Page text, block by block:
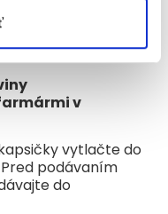
Reet
v
vytlačte do
podávaním
do